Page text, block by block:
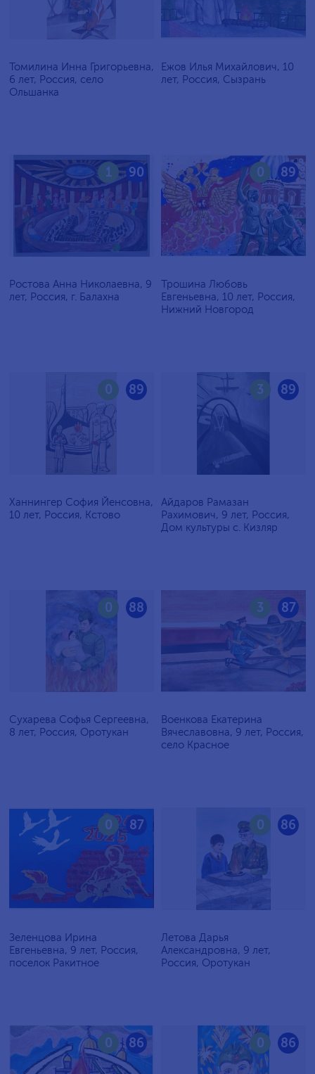
Томилина Инна Григорьевна,
6 лет, Россия, село
Ольшанка
Ежов Илья Михайлович, 10
лет, Россия, Сызрань
90
1
Ростова Анна Николаевна, 9
лет, Россия, г. Балахна
89
0
Трошина Любовь
Евгеньевна, 10 лет, Россия,
Нижний Новгород
89
0
Ханнингер София Йенсовна,
10 лет, Россия, Кстово
89
3
Айдаров Рамазан
Рахимович, 9 лет, Россия,
Дом культуры с. Кизляр
88
0
Сухарева Софья Сергеевна,
8 лет, Россия, Оротукан
87
3
Военкова Екатерина
Вячеславовна, 9 лет, Россия,
село Красное
87
0
Зеленцова Ирина
Евгеньевна, 9 лет, Россия,
поселок Ракитное
86
0
Летова Дарья
Александровна, 9 лет,
Россия, Оротукан
86
0 86
0